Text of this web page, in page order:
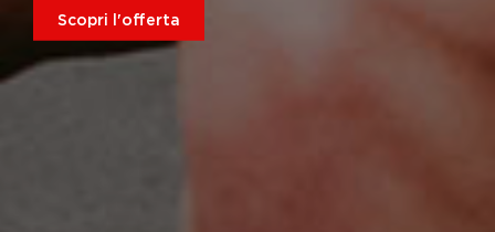
Scopri l'offerta